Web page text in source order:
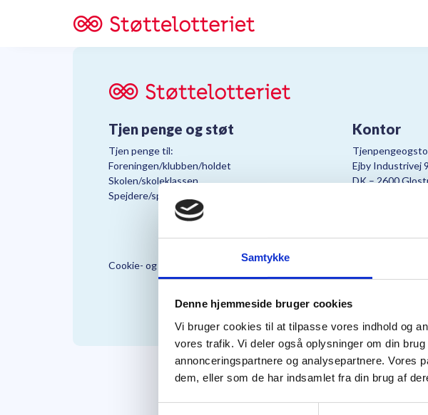
Samtykke
Denne hjemmeside bruger cookies
Vi bruger cookies til at tilpasse vores indhold og
vores trafik. Vi deler også oplysninger om din
annonceringspartnere og analysepartnere. Vores
dem, eller som de har indsamlet fra din brug af
Tjen penge og støt
Tjen penge til:
Foreningen/klubben/holdet
Skolen/skoleklassen
Spejdere/spejdergruppen/FDF’ere, m.fl.
Kontor
Ejby Industrivej
DK – 2600
Cookie- og Persondatapolitik